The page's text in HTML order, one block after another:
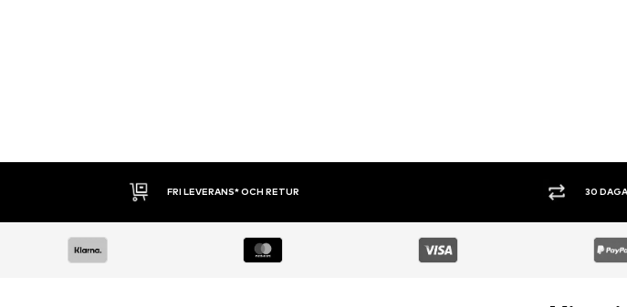
30 DAGARS ÖPPET KÖP SHOPPA NU.